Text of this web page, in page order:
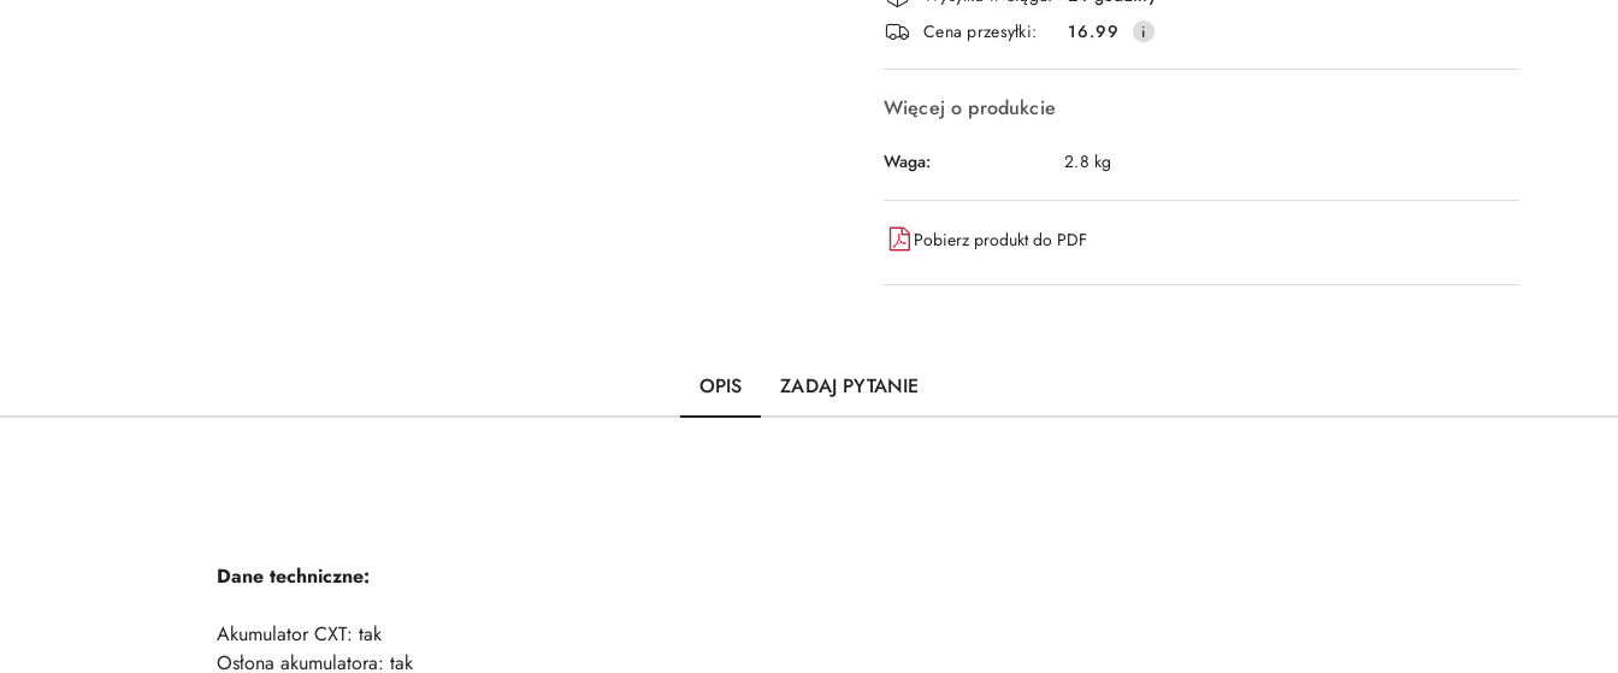
i
dostawa
Cena przesyłki:
16.99
Więcej o produkcie
Waga: 2.8 kg
Pobierz produkt do PDF
OPIS ZADAJ PYTANIE
Dane techniczne:
Akumulator CXT: tak
Osłona akumulatora: tak